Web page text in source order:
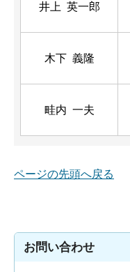
井上 英一郎
木下 義隆
畦内 一夫
ページの先頭へ戻る
お問い合わせ